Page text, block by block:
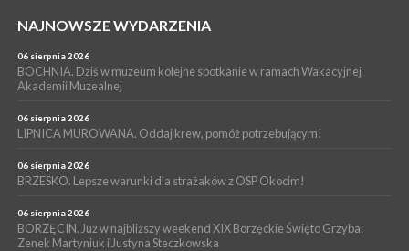
WYDARZENIA
04 sierpnia 2026
BOCHNIA. Kolejny patriotyczny mural na os. Niepodległości.
Tym razem przedstawia Wojciecha Korfantego
NAJNOWSZE WYDARZENIA
06 sierpnia 2026
BOCHNIA. Dziś w muzeum kolejne spotkanie w ramach Wakacyjnej
Akademii Muzealnej
06 sierpnia 2026
LIPNICA MUROWANA. Oddaj krew, pomóż potrzebującym!
06 sierpnia 2026
BRZESKO. Lepsze warunki dla strażaków z OSP Okocim!
06 sierpnia 2026
BORZĘCIN. Już w najbliższy weekend XIX Borzęckie Święto Grzyba:
Zenek Martyniuk i Justyna Steczkowska